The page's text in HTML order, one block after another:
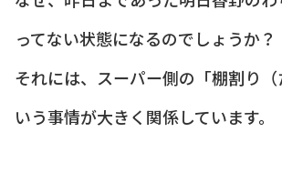
ってない状態になるのでしょうか？
それには、スーパー側の「棚割り
いう事情が大きく関係しています。